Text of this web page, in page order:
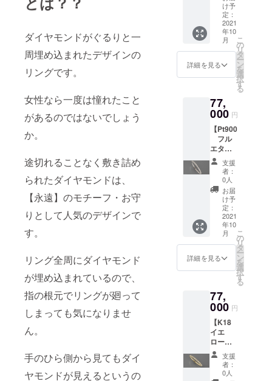
ダイヤモンドがぐるりと一
周埋め込まれたデザインの
リングです。
女性なら一度は憧れたこと
があるのではないでしょう
か。
途切れることなく敷き詰め
られたダイヤモンドは、
【永遠】のモチーフ・お守
りとして人気のデザインで
す。
リング全周にダイヤモンド
が埋め込まれているので、
指の根元でリングが廻って
しまっても気になりませ
ん。
手のひら側から見てもダイ
ヤモンドが見えるというの
ティナ
ブルに
販売す
る事で
永遠で
はない
宝石の
有効活
用した
く特別
価格で
販売。
天然
石：ブ
ルート
パーズ
カッ
ト：バ
フトッ
プ サイ
ズ：4.5
ｍｍ ＊
こちら
の商品
れて日
本郵便
のク
リック
ポスト
にて発
送いた
しま
す。
素材の
証明 ・
石の証
品鑑別
所とは
科学的
検査に
より、
品の宝
石が本
物かを
鑑別す
るもの
です。
グ
レード
などを
調べる
もので
はない
のでご
注意く
ださ
い。
け予
定：
2021
年10
月
詳細を見る
こ
の
リ
タ
ー
ン
を
選
択
す
る
77,
000 円
【Pt900
フル
エタニ
ティー
リン
グ】 ・
純度が
高くて
も硬く
なるよ
うに
ハード
プラチ
ナを使
用した
フルエ
ティー
リング
になり
ます。
リング
などの
素材の
強度が
求めら
支援
者：
0人
お届
け予
定：
2021
年10
月
詳細を見る
こ
の
リ
タ
ー
ン
を
選
択
す
る
77,
000 円
【K18
イエ
ロー
ゴール
ド フ
ルエタ
支援
者：
0人